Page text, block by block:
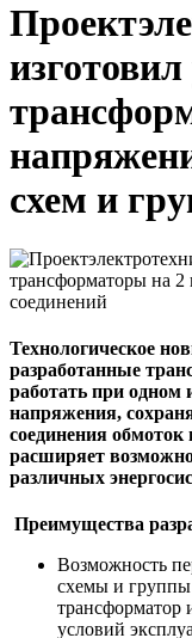
схем и
Технологическое
разработанные
работать при одном
напряжения,
соединения обмоток
расширяет
различных
Преимущества
Возможность
схемы и группы
трансформатор
условий